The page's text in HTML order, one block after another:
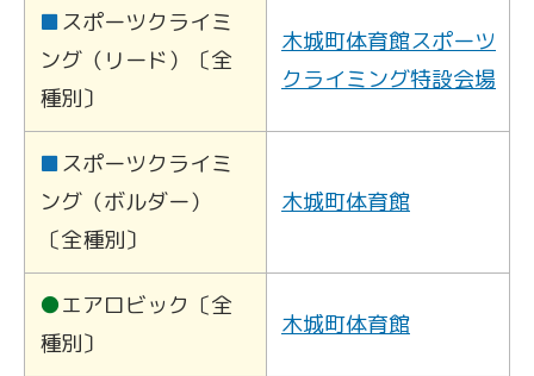
■スポーツクライミ
ング（リード）〔全
種別〕
木城町体育館スポーツ
クライミング特設会場
■スポーツクライミ
ング（ボルダー）
〔全種別〕
木城町体育館
●エアロビック〔全
種別〕
木城町体育館